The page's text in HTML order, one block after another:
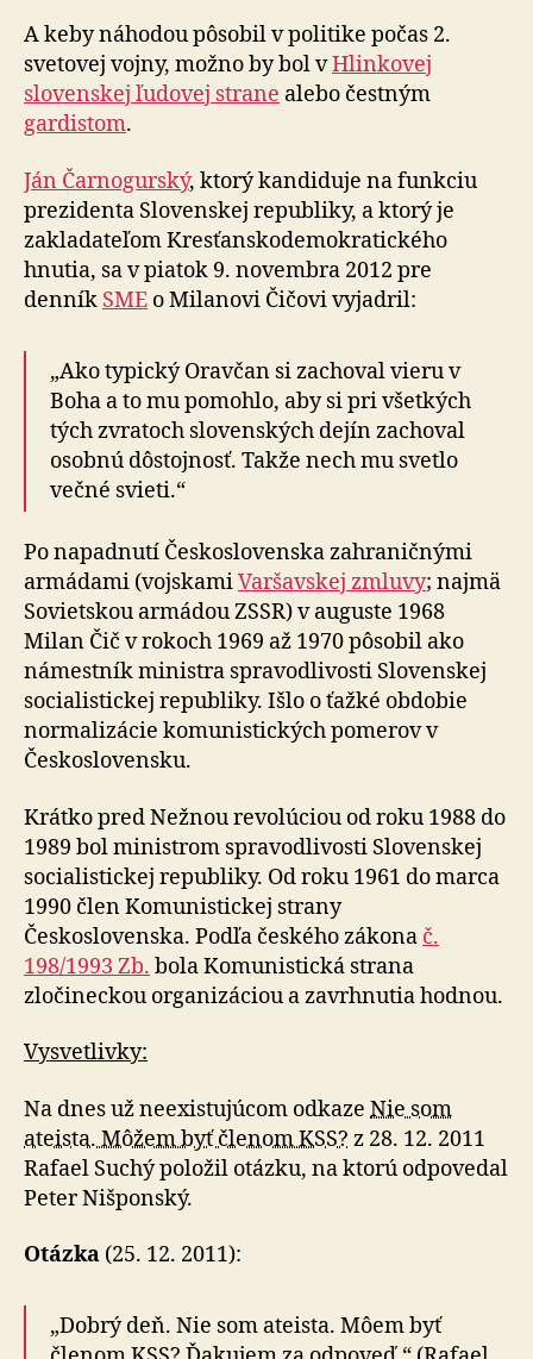
A keby náhodou pôsobil v politike počas 2.
svetovej vojny, možno by bol vHlinkovej
slovenskej ľudovej strane alebo čestným
gardistom.
Ján Čarnogurský, ktorý kandiduje na funkciu
prezidenta Slovenskej republiky, a ktorý je
zakladateľom Kresťanskodemokratického
hnutia, sa v piatok 9. novembra 2012 pre
denník SME o Milanovi Čičovi vyjadril:
„Ako typický Oravčan si zachoval vieru v
Boha a to mu pomohlo, aby si pri všetkých
tých zvratoch slovenských dejín zachoval
osobnú dôstojnosť. Takže nech mu svetlo
večné svieti.“
Po napadnutí Československa zahraničnými
armádami (vojskamiVaršavskej zmluvy; najmä
Sovietskou armádou ZSSR) v auguste 1968
Milan Čič v rokoch 1969 až 1970 pôsobil ako
námestník ministra spravodlivosti Slovenskej
socialistickej republiky. Išlo o ťažké obdobie
normalizácie komunistických pomerov v
Československu.
Krátko pred Nežnou revolúciou od roku 1988 do
1989 bol ministrom spravodlivosti Slovenskej
socialistickej republiky. Od roku 1961 do marca
1990 člen Komunistickej strany
Československa. Podľa českého zákona č.
198/1993 Zb. bola Komunistická strana
zločineckou organizáciou a zavrhnutia hodnou.
Vysvetlivky:
Na dnes už neexistujúcom odkaze Nie som
ateista. Môžem byť členom KSS? z 28. 12. 2011
Rafael Suchý položil otázku, na ktorú odpovedal
Peter Nišponský.
Otázka (25. 12. 2011):
„Dobrý deň. Nie som ateista. Môem byť